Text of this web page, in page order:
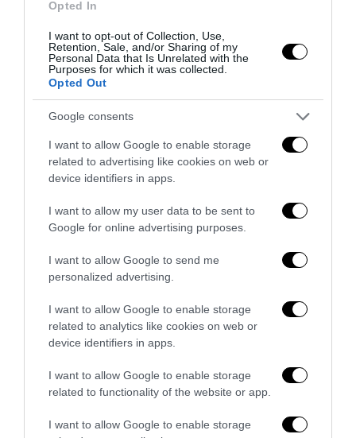
Opted In
I want to opt-out of Collection, Use,
Retention, Sale, and/or Sharing of my
Personal Data that Is Unrelated with the
Purposes for which it was collected.
Opted Out
Google consents
I want to allow Google to enable storage
related to advertising like cookies on web or
device identifiers in apps.
I want to allow my user data to be sent to
Google for online advertising purposes.
I want to allow Google to send me
personalized advertising.
I want to allow Google to enable storage
related to analytics like cookies on web or
device identifiers in apps.
I want to allow Google to enable storage
related to functionality of the website or app.
I want to allow Google to enable storage
Spagna tornata alle origini
14 Luglio 2026